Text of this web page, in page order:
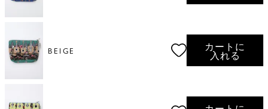
BEIGE
カートに
入れる